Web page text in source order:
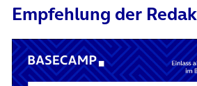
Empfehlung der